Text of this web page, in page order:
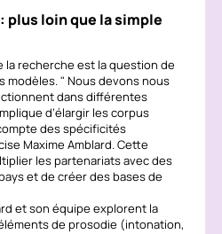
plus loin que la simple
la recherche est la question de
modèles.
Nous devons nous
dans différentes
d’élargir les corpus
des spécificités
Maxime Amblard. Cette
les partenariats avec des
et de créer des bases de
et son équipe explorent la
de prosodie (intonation,